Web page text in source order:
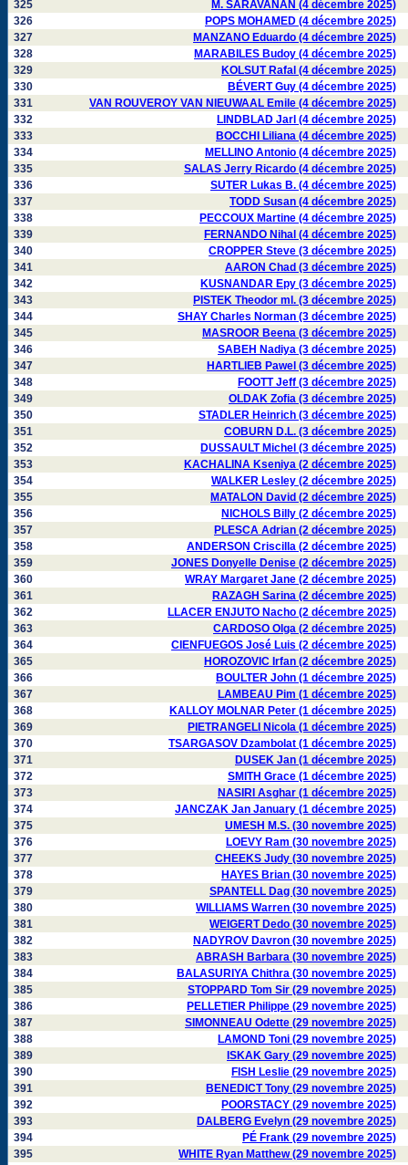
325
M. SARAVANAN (4 décembre 2025)
326
POPS MOHAMED (4 décembre 2025)
327
MANZANO Eduardo (4 décembre 2025)
328
MARABILES Budoy (4 décembre 2025)
329
KOLSUT Rafal (4 décembre 2025)
330
BÉVERT Guy (4 décembre 2025)
331
VAN ROUVEROY VAN NIEUWAAL Emile (4 décembre 2025)
332
LINDBLAD Jarl (4 décembre 2025)
333
BOCCHI Liliana (4 décembre 2025)
334
MELLINO Antonio (4 décembre 2025)
335
SALAS Jerry Ricardo (4 décembre 2025)
336
SUTER Lukas B. (4 décembre 2025)
337
TODD Susan (4 décembre 2025)
338
PECCOUX Martine (4 décembre 2025)
339
FERNANDO Nihal (4 décembre 2025)
340
CROPPER Steve (3 décembre 2025)
341
AARON Chad (3 décembre 2025)
342
KUSNANDAR Epy (3 décembre 2025)
343
PISTEK Theodor ml. (3 décembre 2025)
344
SHAY Charles Norman (3 décembre 2025)
345
MASROOR Beena (3 décembre 2025)
346
SABEH Nadiya (3 décembre 2025)
347
HARTLIEB Pawel (3 décembre 2025)
348
FOOTT Jeff (3 décembre 2025)
349
OLDAK Zofia (3 décembre 2025)
350
STADLER Heinrich (3 décembre 2025)
351
COBURN D.L. (3 décembre 2025)
352
DUSSAULT Michel (3 décembre 2025)
353
KACHALINA Kseniya (2 décembre 2025)
354
WALKER Lesley (2 décembre 2025)
355
MATALON David (2 décembre 2025)
356
NICHOLS Billy (2 décembre 2025)
357
PLESCA Adrian (2 décembre 2025)
358
ANDERSON Criscilla (2 décembre 2025)
359
JONES Donyelle Denise (2 décembre 2025)
360
WRAY Margaret Jane (2 décembre 2025)
361
RAZAGH Sarina (2 décembre 2025)
362
LLACER ENJUTO Nacho (2 décembre 2025)
363
CARDOSO Olga (2 décembre 2025)
364
CIENFUEGOS José Luis (2 décembre 2025)
365
HOROZOVIC Irfan (2 décembre 2025)
366
BOULTER John (1 décembre 2025)
367
LAMBEAU Pim (1 décembre 2025)
368
KALLOY MOLNAR Peter (1 décembre 2025)
369
PIETRANGELI Nicola (1 décembre 2025)
370
TSARGASOV Dzambolat (1 décembre 2025)
371
DUSEK Jan (1 décembre 2025)
372
SMITH Grace (1 décembre 2025)
373
NASIRI Asghar (1 décembre 2025)
374
JANCZAK Jan January (1 décembre 2025)
375
UMESH M.S. (30 novembre 2025)
376
LOEVY Ram (30 novembre 2025)
377
CHEEKS Judy (30 novembre 2025)
378
HAYES Brian (30 novembre 2025)
379
SPANTELL Dag (30 novembre 2025)
380
WILLIAMS Warren (30 novembre 2025)
381
WEIGERT Dedo (30 novembre 2025)
382
NADYROV Davron (30 novembre 2025)
383
ABRASH Barbara (30 novembre 2025)
384
BALASURIYA Chithra (30 novembre 2025)
385
STOPPARD Tom Sir (29 novembre 2025)
386
PELLETIER Philippe (29 novembre 2025)
387
SIMONNEAU Odette (29 novembre 2025)
388
LAMOND Toni (29 novembre 2025)
389
ISKAK Gary (29 novembre 2025)
390
FISH Leslie (29 novembre 2025)
391
BENEDICT Tony (29 novembre 2025)
392
POORSTACY (29 novembre 2025)
393
DALBERG Evelyn (29 novembre 2025)
394
PÉ Frank (29 novembre 2025)
395
WHITE Ryan Matthew (29 novembre 2025)